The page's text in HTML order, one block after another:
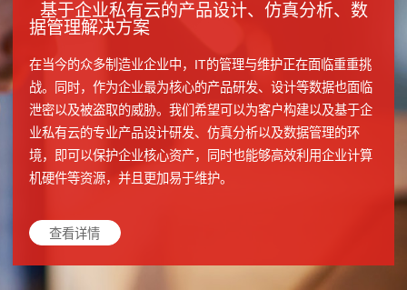
基于企业私有云的产品设计、仿真分析、数
据管理解决方案
在当今的众多制造业企业中，IT的管理与维护正在面临重重挑
战。同时，作为企业最为核心的产品研发、设计等数据也面临
泄密以及被盗取的威胁。我们希望可以为客户构建以及基于企
业私有云的专业产品设计研发、仿真分析以及数据管理的环
境，即可以保护企业核心资产，同时也能够高效利用企业计算
机硬件等资源，并且更加易于维护。
查看详情